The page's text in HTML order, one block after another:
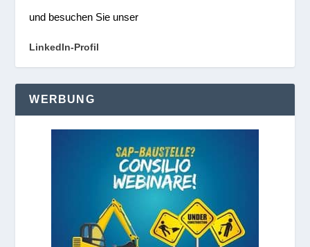
und besuchen Sie unser
LinkedIn-Profil
WERBUNG